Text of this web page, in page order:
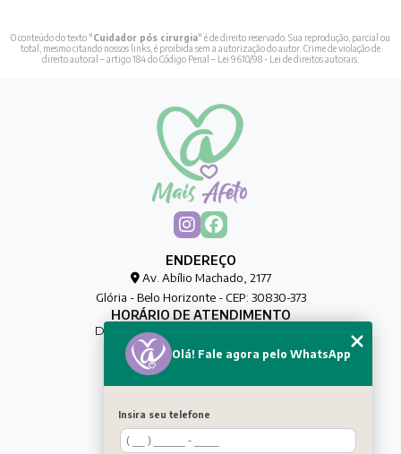
O conteúdo do texto "Cuidador pós cirurgia" é de direito reservado. Sua reprodução, parcial ou
total, mesmo citando nossos links, é proibida sem a autorização do autor. Crime de violação de
direito autoral – artigo 184 do Código Penal – Lei 9610/98 - Lei de direitos autorais
ENDEREÇO
Av. Abílio Machado, 2177
Glória - Belo Horizonte - CEP: 30830-373
HORÁRIO DE ATENDIMENTO
De Segunda à Sexta das 00h às 00h
CONTATO
MENU
HOME
Olá! Fale agora pelo WhatsApp
Insira seu telefone